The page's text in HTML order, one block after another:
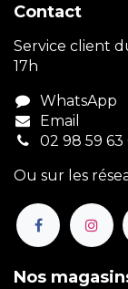
Contact
Service client
17h
WhatsApp
Email
02 98 59 63
Ou sur les
Nos